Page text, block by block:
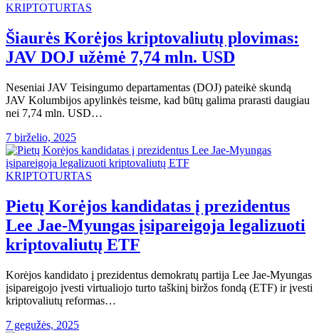
KRIPTOTURTAS
Šiaurės Korėjos kriptovaliutų plovimas:
JAV DOJ užėmė 7,74 mln. USD
Neseniai JAV Teisingumo departamentas (DOJ) pateikė skundą
JAV Kolumbijos apylinkės teisme, kad būtų galima prarasti daugiau
nei 7,74 mln. USD…
7 birželio, 2025
KRIPTOTURTAS
Pietų Korėjos kandidatas į prezidentus
Lee Jae-Myungas įsipareigoja legalizuoti
kriptovaliutų ETF
Korėjos kandidato į prezidentus demokratų partija Lee Jae-Myungas
įsipareigojo įvesti virtualiojo turto taškinį biržos fondą (ETF) ir įvesti
kriptovaliutų reformas…
7 gegužės, 2025